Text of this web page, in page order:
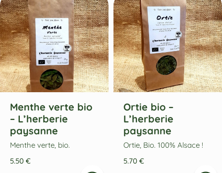
Menthe verte bio
– L’herberie
paysanne
Menthe verte, bio.
5.50 €
Ortie bio –
L’herberie
paysanne
Ortie, Bio. 100% Alsace !
5.70 €